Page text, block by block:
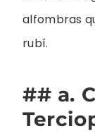
alfombras
rubí.
## a.